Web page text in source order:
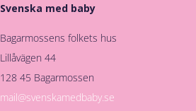
Svenska med baby
Bagarmossens folkets hus
Lillåvägen 44
128 45 Bagarmossen
mail@svenskamedbaby.se